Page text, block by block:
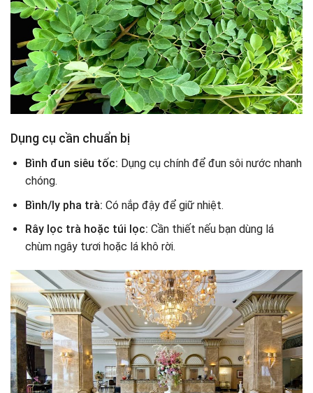
Dụng cụ cần chuẩn bị
Bình đun siêu tốc: Dụng cụ chính để đun sôi nước nhanh
chóng.
Bình/ly pha trà: Có nắp đậy để giữ nhiệt.
Rây lọc trà hoặc túi lọc: Cần thiết nếu bạn dùng lá
chùm ngây tươi hoặc lá khô rời.